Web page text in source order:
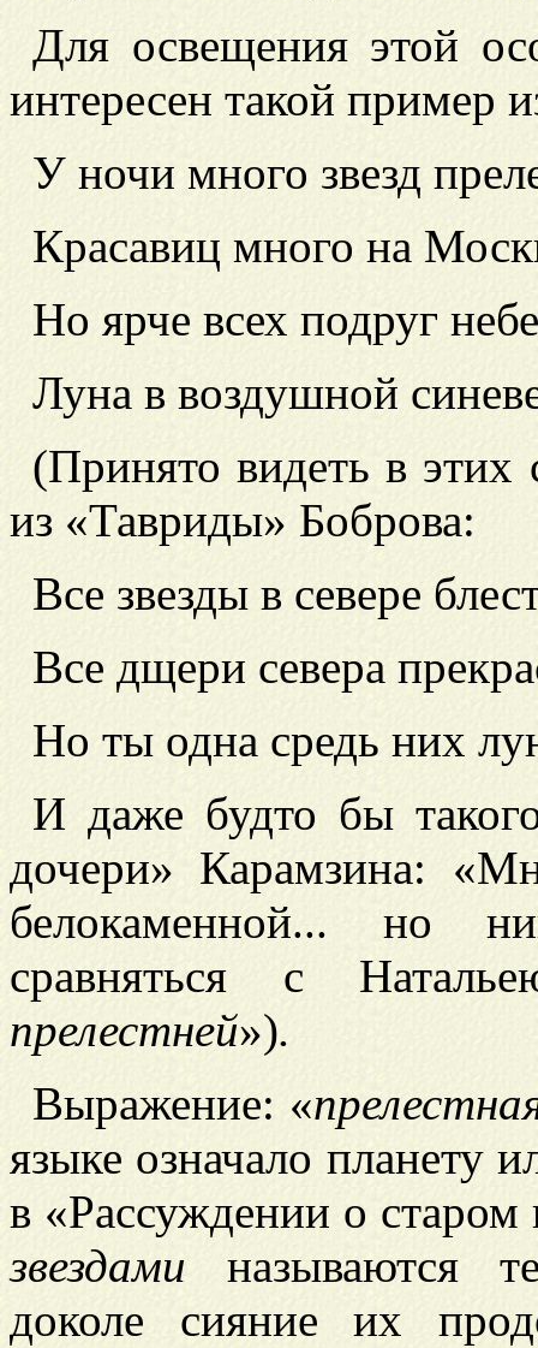
Для освещения этой
интересен такой пример
У ночи много звезд
Красавиц много на
Но ярче всех подруг
Луна в воздушной
(Принято видеть в этих
из «Тавриды» Боброва:
Все звезды в севере
Все дщери севера
Но ты одна средь них
И даже будто бы
дочери» Карамзина:
белокаменной... но
сравняться с
прелестней»).
Выражение: «
языке означало
в «Рассуждении о
звездами называются
доколе сияние их